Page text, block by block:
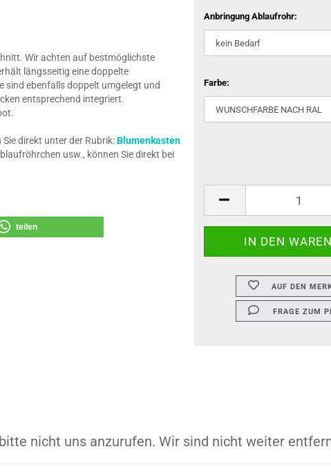
Anbringung Ablaufrohr:
Farbe:
AUF DEN
FRAGE ZUM
Wir achten auf bestmöglichste
längsseitig eine doppelte
sind ebenfalls doppelt umgelegt und
entsprechend integriert.
direkt unter der Rubrik:Blumenkasten
usw., können Sie direkt bei
teilen
nicht uns anzurufen. Wir sind nicht weiter